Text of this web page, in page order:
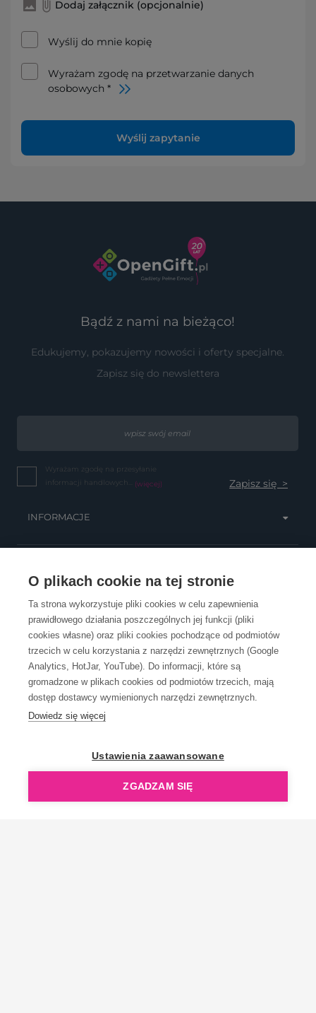
O plikach cookie na tej stronie
Ta strona wykorzystuje pliki cookies w celu zapewnienia
prawidłowego działania poszczególnych jej funkcji (pliki
cookies własne) oraz pliki cookies pochodzące od podmiotów
trzecich w celu korzystania z narzędzi zewnętrznych (Google
Analytics, HotJar, YouTube). Do informacji, które są
gromadzone w plikach cookies od podmiotów trzecich, mają
dostęp dostawcy wymienionych narzędzi zewnętrznych.
Dowiedz się więcej
Ustawienia zaawansowane
ZGADZAM SIĘ
Dodaj załącznik (opcjonalnie)
Wyślij do mnie kopię
Wyrażam zgodę na przetwarzanie danych
osobowych *
Wyślij zapytanie
Bądź z nami na bieżąco!
Edukujemy, pokazujemy nowości i oferty specjalne.
Zapisz się do newslettera
Wyrażam zgodę na przesyłanie
informacji handlowych... (więcej)
INFORMACJE
OBSŁUGA KLIENTA
KONTAKT
OpenGift jest częścią ReflectGroup.